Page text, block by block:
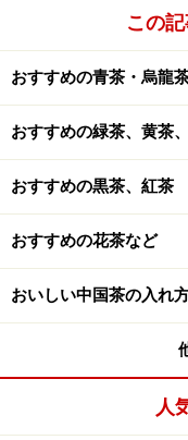
この
おすすめの青茶・烏龍
おすすめの緑茶、黄茶
おすすめの黒茶、紅茶
おすすめの花茶など
おいしい中国茶の入れ
人